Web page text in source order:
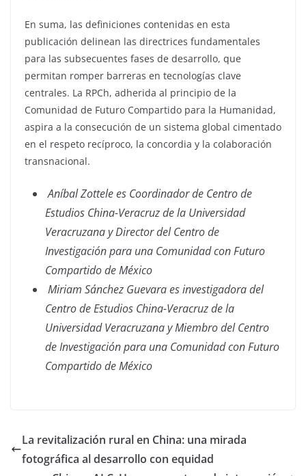
En suma, las definiciones contenidas en esta
publicación delinean las directrices fundamentales
para las subsecuentes fases de desarrollo, que
permitan romper barreras en tecnologías clave
centrales. La RPCh, adherida al principio de la
Comunidad de Futuro Compartido para la Humanidad,
aspira a la consecución de un sistema global cimentado
en el respeto recíproco, la concordia y la colaboración
transnacional.
Aníbal Zottele es Coordinador de Centro de
Estudios China-Veracruz de la Universidad
Veracruzana y Director del Centro de
Investigación para una Comunidad con Futuro
Compartido de México
Miriam Sánchez Guevara es investigadora del
Centro de Estudios China-Veracruz de la
Universidad Veracruzana y Miembro del Centro
de Investigación para una Comunidad con Futuro
Compartido de México
La revitalización rural en China: una mirada
fotográfica al desarrollo con equidad